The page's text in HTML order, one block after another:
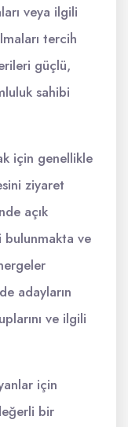
veya ilgili
tercih
güçlü,
sahibi
için genellikle
ziyaret
açık
bulunmakta ve
adayların
ve ilgili
için
bir